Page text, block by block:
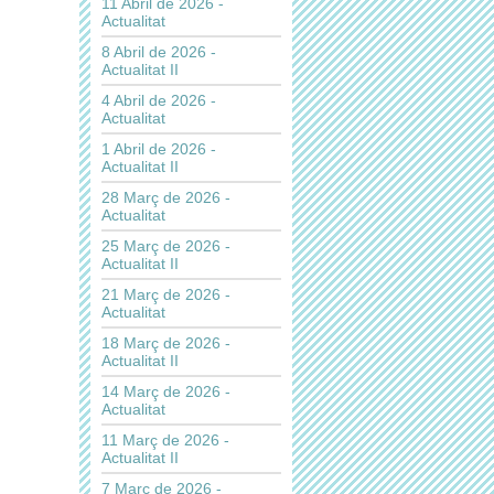
Actualitat
8 Abril de 2026 -
Actualitat II
4 Abril de 2026 -
Actualitat
1 Abril de 2026 -
Actualitat II
28 Març de 2026 -
Actualitat
25 Març de 2026 -
Actualitat II
21 Març de 2026 -
Actualitat
18 Març de 2026 -
Actualitat II
14 Març de 2026 -
Actualitat
11 Març de 2026 -
Actualitat II
7 Març de 2026 -